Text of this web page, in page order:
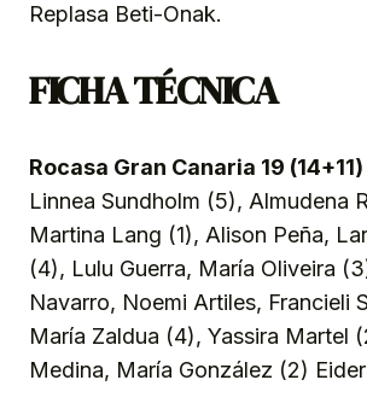
Replasa Beti-Onak.
FICHA TÉCNICA
Rocasa Gran Canaria 19 (14+11)
Linnea Sundholm (5), Almudena
Martina Lang (1), Alison Peña,
(4), Lulu Guerra, María Oliveira
Navarro, Noemi Artiles, Francieli
María Zaldua (4), Yassira Martel
Medina, María González (2)